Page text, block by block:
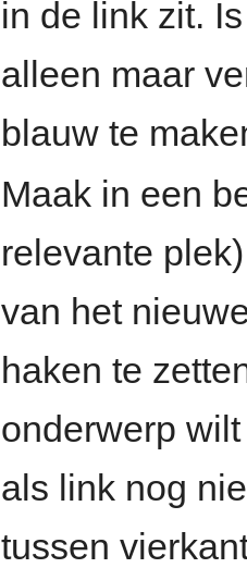
in de link zit.
alleen maar
blauw te
Maak in een
relevante
van het
haken te
onderwerp
als link nog
tussen